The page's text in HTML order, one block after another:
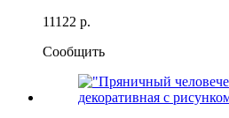
111 22 р.
Сообщить